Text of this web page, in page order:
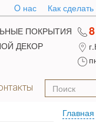
O нас Как сделать
ПОКРЫТИЯ
ДЕКОР
Главная